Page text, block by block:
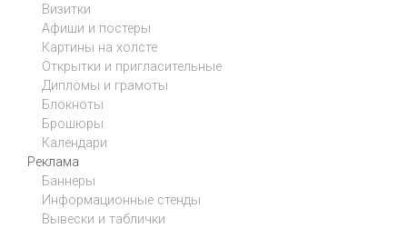
Визитки
Афиши и постеры
Картины на холсте
Открытки и пригласительные
Дипломы и грамоты
Блокноты
Брошюры
Календари
Реклама
Баннеры
Информационные стенды
Вывески и таблички